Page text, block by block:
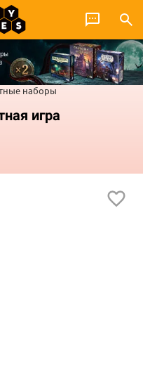
наборы
игра